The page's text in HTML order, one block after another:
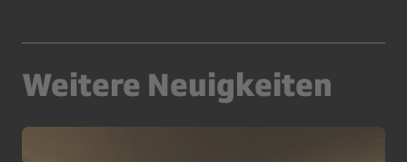
Weitere Neuigkeiten